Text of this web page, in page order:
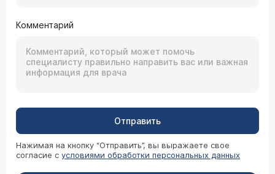
Комментарий
Отправить
Нажимая на кнопку “Отправить”, вы выражаете свое
согласие с условиями обработки персональных данных